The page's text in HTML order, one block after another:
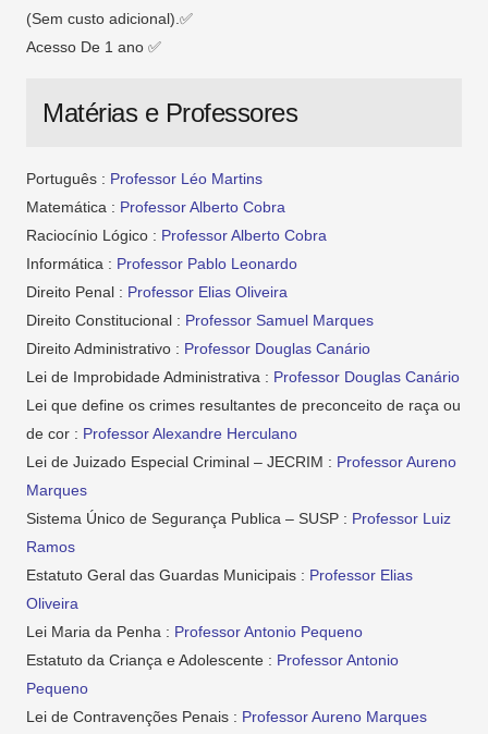
(Sem custo adicional).✅
Acesso De 1 ano ✅
Matérias e Professores
Português : Professor Léo Martins
Matemática : Professor Alberto Cobra
Raciocínio Lógico : Professor Alberto Cobra
Informática : Professor Pablo Leonardo
Direito Penal : Professor Elias Oliveira
Direito Constitucional : Professor Samuel Marques
Direito Administrativo : Professor Douglas Canário
Lei de Improbidade Administrativa : Professor Douglas Canário
Lei que define os crimes resultantes de preconceito de raça ou
de cor : Professor Alexandre Herculano
Lei de Juizado Especial Criminal – JECRIM : Professor Aureno
Marques
Sistema Único de Segurança Publica – SUSP : Professor Luiz
Ramos
Estatuto Geral das Guardas Municipais : Professor Elias
Oliveira
Lei Maria da Penha : Professor Antonio Pequeno
Estatuto da Criança e Adolescente : Professor Antonio
Pequeno
Lei de Contravenções Penais : Professor Aureno Marques